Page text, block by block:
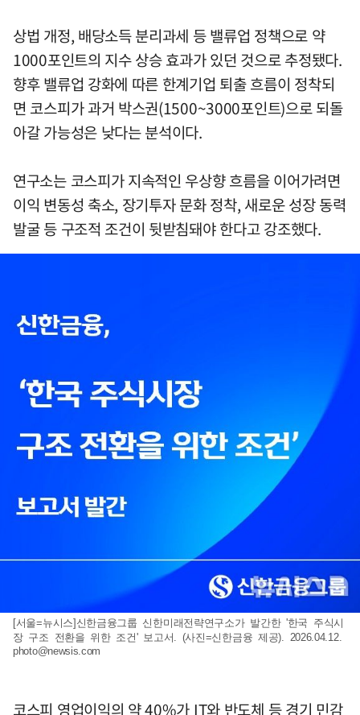
상법 개정, 배당소득 분리과세 등 밸류업 정책으로 약
1000포인트의 지수 상승 효과가 있던 것으로 추정됐다.
향후 밸류업 강화에 따른 한계기업 퇴출 흐름이 정착되
면 코스피가 과거 박스권(1500~3000포인트)으로 되돌
아갈 가능성은 낮다는 분석이다.
연구소는 코스피가 지속적인 우상향 흐름을 이어가려면
이익 변동성 축소, 장기투자 문화 정착, 새로운 성장 동력
발굴 등 구조적 조건이 뒷받침돼야 한다고 강조했다.
[서울=뉴시스]신한금융그룹 신한미래전략연구소가 발간한 '한국 주식시
장 구조 전환을 위한 조건' 보고서. (사진=신한금융 제공). 2026.04.12.
photo@newsis.com
코스피 영업이익의 약 40%가 IT와 반도체 등 경기 민감